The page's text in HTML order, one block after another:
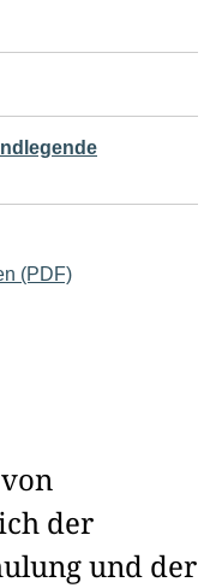
(PDF)
der
und der